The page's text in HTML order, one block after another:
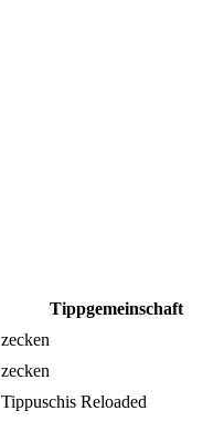
Tippgemeinschaft
zecken
zecken
Tippuschis Reloaded